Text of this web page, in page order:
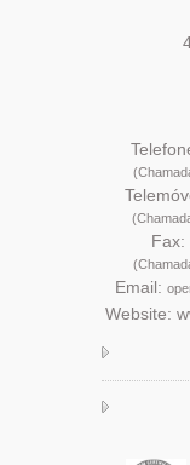
Fax:
Email:
Website: